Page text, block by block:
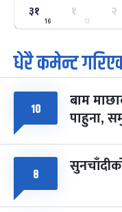
२५
मंगल
ग्याल्पो ल्होसार
फाल्गुन २५, २०८३
७
आइत
पूर्णिमा व्रत
चैत्र ७, २०८३-Mar
८ फागुपूर्णिमा
चैत्र ८, २०८३-Mar
३१
16
१
17
२
धेरै कमेन्ट
१० बाम
पाहुना,
८